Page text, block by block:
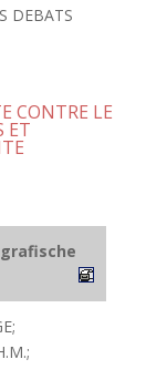
DEBATS
CONTRE LE
ET